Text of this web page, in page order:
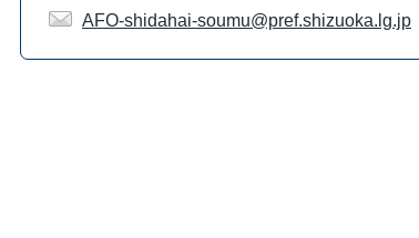
AFO-shidahai-soumu@pref.shizuoka.lg.jp